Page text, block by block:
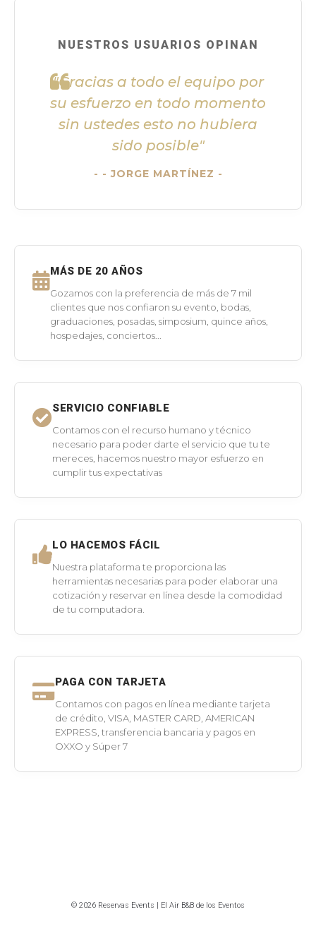
NUESTROS USUARIOS OPINAN
"Gracias a todo el equipo por
su esfuerzo en todo momento
sin ustedes esto no hubiera
sido posible"
- JORGE MARTÍNEZ -
MÁS DE 20 AÑOS
Gozamos con la preferencia de más de 7 mil
clientes que nos confiaron su evento, bodas,
graduaciones, posadas, simposium, quince años,
hospedajes, conciertos...
SERVICIO CONFIABLE
Contamos con el recurso humano y técnico
necesario para poder darte el servicio que tu te
mereces, hacemos nuestro mayor esfuerzo en
cumplir tus expectativas
LO HACEMOS FÁCIL
Nuestra plataforma te proporciona las
herramientas necesarias para poder elaborar una
cotización y reservar en línea desde la comodidad
de tu computadora.
PAGA CON TARJETA
Contamos con pagos en línea mediante tarjeta
de crédito, VISA, MASTER CARD, AMERICAN
EXPRESS, transferencia bancaria y pagos en
OXXO y Súper 7
© 2026 Reservas Events | El Air B&B de los Eventos